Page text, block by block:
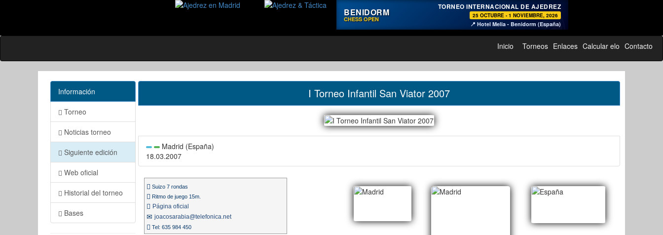
♞
BENIDORM
CHESS OPEN
TORNEO INTERNACIONAL DE AJEDREZ
25 OCTUBRE - 1 NOVIEMBRE, 2026
📍 Hotel Melia - Benidorm (España)
Inicio Torneos Enlaces Calcular elo Contacto
Información
Torneo
Noticias torneo
Siguiente edición
Web oficial
Historial del torneo
Bases
I Torneo Infantil San Viator 2007
Madrid (España)
18.03.2007
Suizo 7 rondas
Ritmo de juego 15m.
Página oficial
joacosarabia@telefonica.net
Tel: 635 984 450